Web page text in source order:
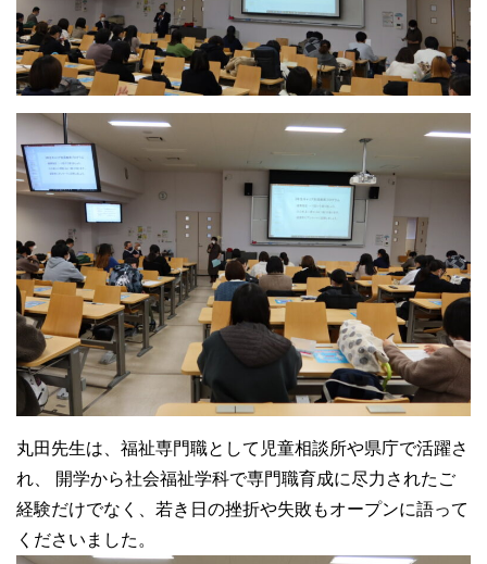
丸田先生は、福祉専門職として児童相談所や県庁で活躍さ
れ、
開学から社会福祉学科で専門職育成に尽力されたご
経験だけでなく、若き日の挫折や失敗もオープンに語って
くださいました。